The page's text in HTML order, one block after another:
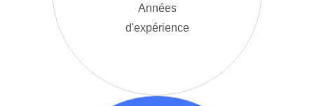
Années
d'expérience